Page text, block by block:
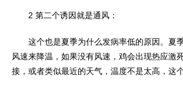
2 第二个诱因就是通风：
这个也是夏季为什么发病率低的原因。夏
风速来降温，如果没有风速，鸡会出现热应激
接，或者类似最近的天气，温度不是太高，这